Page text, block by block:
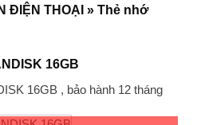
16GB
16GB , bảo hành 12 tháng
ĐIỆN THOẠI » Thẻ nhớ